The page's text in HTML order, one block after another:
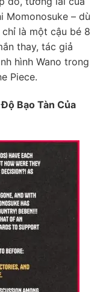
Momonosuke – dù
là một cậu bé 8
thay, tác giả
hình Wano trong
Piece.
Bạo Tàn Của